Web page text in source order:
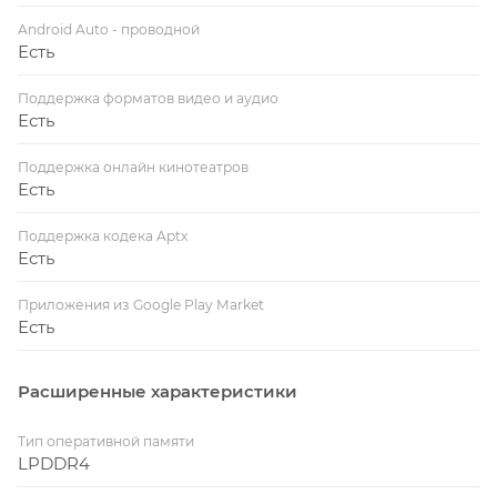
Android Auto - проводной
Есть
Поддержка форматов видео и аудио
Есть
Поддержка онлайн кинотеатров
Есть
Поддержка кодека Aptx
Есть
Приложения из Google Play Market
Есть
Расширенные характеристики
Тип оперативной памяти
LPDDR4